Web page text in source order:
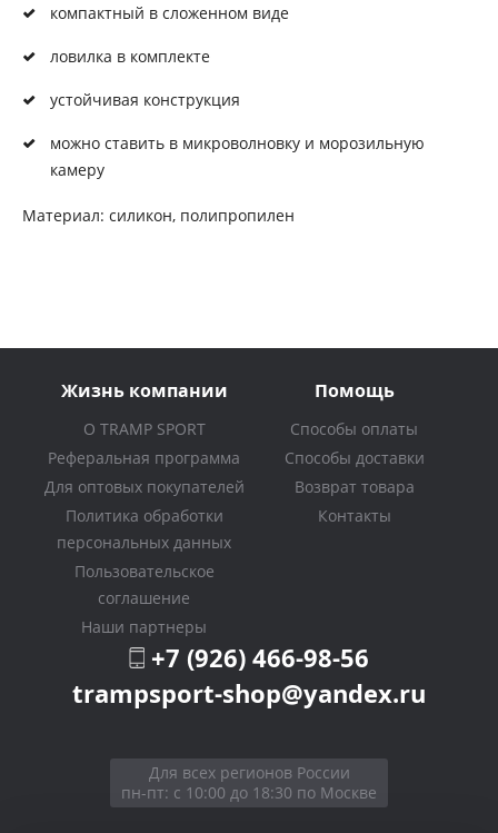
компактный в сложенном виде
ловилка в комплекте
устойчивая конструкция
можно ставить в микроволновку и морозильную
камеру
Материал: силикон, полипропилен
Жизнь компании
О TRAMP SPORT
Реферальная программа
Для оптовых покупателей
Политика обработки
персональных данных
Пользовательское
соглашение
Наши партнеры
Помощь
Способы оплаты
Способы доставки
Возврат товара
Контакты
+7 (926) 466-98-56
trampsport-shop@yandex.ru
Для всех регионов России
пн-пт: с 10:00 до 18:30 по Москве